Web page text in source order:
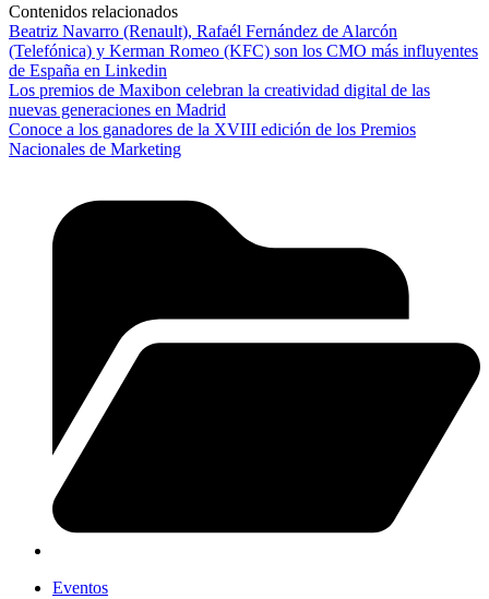
Contenidos relacionados
Beatriz Navarro (Renault), Rafaél Fernández de Alarcón
(Telefónica) y Kerman Romeo (KFC) son los CMO más influyentes
de España en Linkedin
Los premios de Maxibon celebran la creatividad digital de las
nuevas generaciones en Madrid
Conoce a los ganadores de la XVIII edición de los Premios
Nacionales de Marketing
Eventos